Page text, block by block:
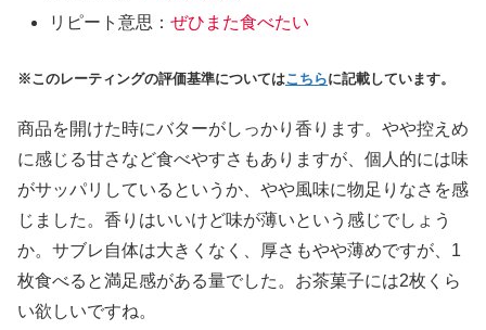
リピート意思：ぜひまた食べたい
※このレーティングの評価基準についてはこちらに記載しています。
商品を開けた時にバターがしっかり香ります。やや控えめ
に感じる甘さなど食べやすさもありますが、個人的には味
がサッパリしているというか、やや風味に物足りなさを感
じました。香りはいいけど味が薄いという感じでしょう
か。サブレ自体は大きくなく、厚さもやや薄めですが、1
枚食べると満足感がある量でした。お茶菓子には2枚くら
い欲しいですね。